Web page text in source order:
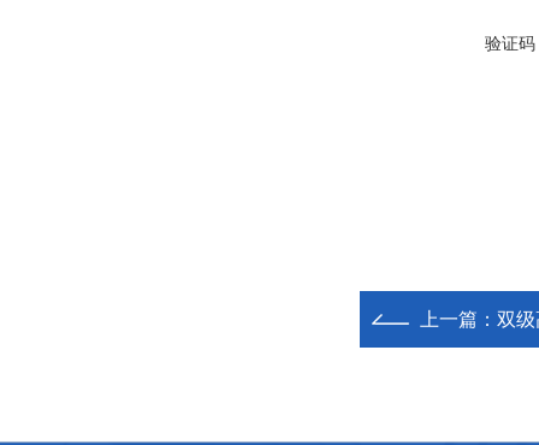
验证码
上一篇： 双